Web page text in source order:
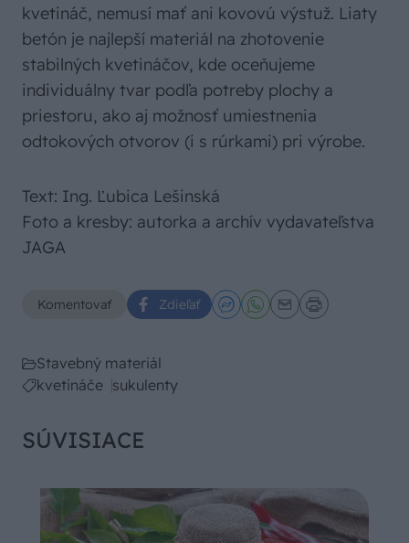
kvetináč, nemusí mať ani kovovú výstuž. Liaty
betón je najlepší materiál na zhotovenie
stabilných kvetináčov, kde oceňujeme
individuálny tvar podľa potreby plochy a
priestoru, ako aj možnosť umiestnenia
odtokových otvorov (i s rúrkami) pri výrobe.
Text: Ing. Ľubica Lešinská
Foto a kresby: autorka a archív vydavateľstva
JAGA
Komentovať Zdieľať
Stavebný materiál
kvetináče sukulenty
SÚVISIACE